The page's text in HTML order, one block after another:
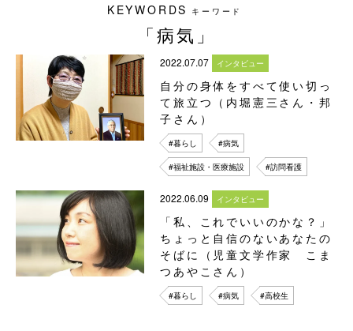
#団体・活動 #企業・お店
#福祉施設・医療施設
すべてを見る
KEYWORDS キーワード
「病気」
2022.07.07 インタビュー
自分の身体をすべて使い切っ
て旅立つ（内堀憲三さん・邦
子さん）
#暮らし #病気
#福祉施設・医療施設 #訪問看護
2022.06.09 インタビュー
「私、これでいいのかな？」
ちょっと自信のないあなたの
そばに（児童文学作家 こま
つあやこさん）
#暮らし #病気 #高校生